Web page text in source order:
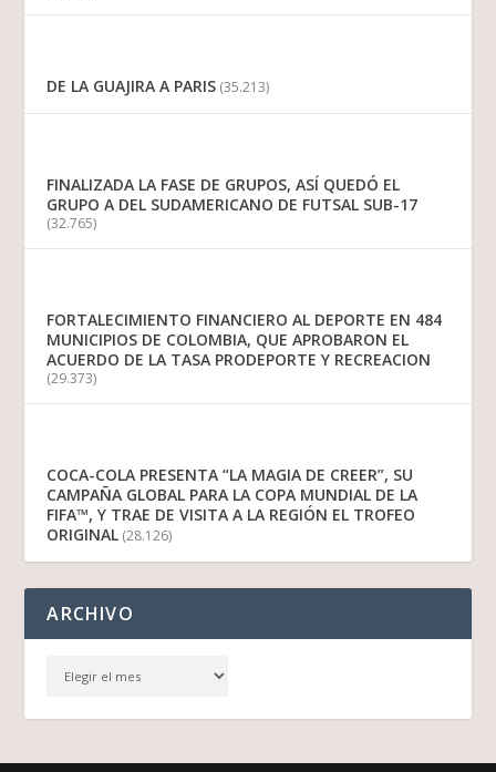
DE LA GUAJIRA A PARIS (35.213)
FINALIZADA LA FASE DE GRUPOS, ASÍ QUEDÓ EL
GRUPO A DEL SUDAMERICANO DE FUTSAL SUB-17
(32.765)
FORTALECIMIENTO FINANCIERO AL DEPORTE EN 484
MUNICIPIOS DE COLOMBIA, QUE APROBARON EL
ACUERDO DE LA TASA PRODEPORTE Y RECREACION
(29.373)
COCA-COLA PRESENTA “LA MAGIA DE CREER”, SU
CAMPAÑA GLOBAL PARA LA COPA MUNDIAL DE LA
FIFA™, Y TRAE DE VISITA A LA REGIÓN EL TROFEO
ORIGINAL (28.126)
ARCHIVO